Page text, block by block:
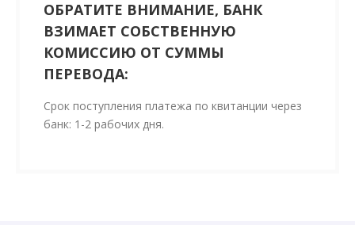
ОБРАТИТЕ ВНИМАНИЕ, БАНК
ВЗИМАЕТ СОБСТВЕННУЮ
КОМИССИЮ ОТ СУММЫ
ПЕРЕВОДА:
Срок поступления платежа по квитанции через
банк: 1-2 рабочих дня.